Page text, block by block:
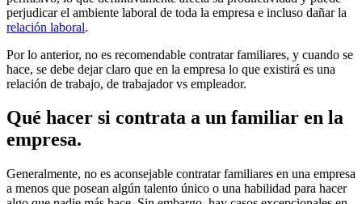
perjudicar el ambiente laboral de toda la empresa e incluso dañar la
relación laboral.
Por lo anterior, no es recomendable contratar familiares, y cuando se
hace, se debe dejar claro que en la empresa lo que existirá es una
relación de trabajo, de trabajador vs empleador.
Qué hacer si contrata a un familiar en la
empresa.
Generalmente, no es aconsejable contratar familiares en una empresa
a menos que posean algún talento único o una habilidad para hacer